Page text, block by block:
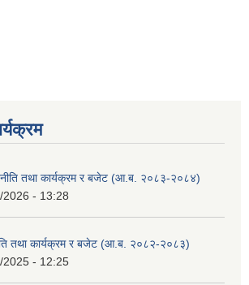
नीति तथा कार्यक्रम र बजेट (आ.ब. २०८३-२०८४)
2026 - 13:28
तथा कार्यक्रम र बजेट (आ.ब. २०८२-२०८३)
2025 - 12:25